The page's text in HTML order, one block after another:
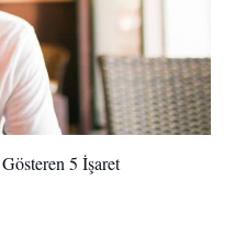
5 İşaret